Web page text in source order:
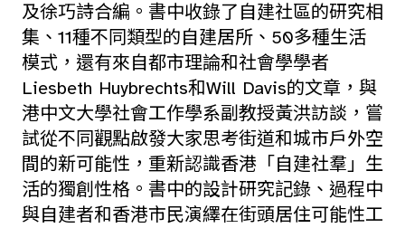
及徐巧詩合編。書中收錄了自建社區的研究相
集、11種不同類型的自建居所、50多種生活
模式，還有來自都市理論和社會學學者
Liesbeth Huybrechts和Will Davis的文章，與
港中文大學社會工作學系副教授黃洪訪談，嘗
試從不同觀點啟發大家思考街道和城市戶外空
間的新可能性，重新認識香港「自建社羣」生
活的獨創性格。書中的設計研究記錄、過程中
與自建者和香港市民演繹在街頭居住可能性工